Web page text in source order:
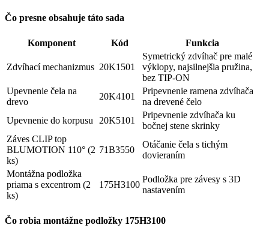
Čo presne obsahuje táto sada
Komponent Kód Funkcia
Zdvíhací mechanizmus 20K1501
Symetrický zdvíhač pre malé
výklopy, najsilnejšia pružina,
bez TIP-ON
Upevnenie čela na
drevo
20K4101
Pripevnenie ramena zdvíhača
na drevené čelo
Upevnenie do korpusu
20K5101
Pripevnenie zdvíhača ku
bočnej stene skrinky
Záves CLIP top
BLUMOTION 110° (2
ks)
71B3550
Otáčanie čela s tichým
dovieraním
Montážna podložka
priama s excentrom (2
ks)
175H3100
Podložka pre závesy s 3D
nastavením
Čo robia montážne podložky 175H3100